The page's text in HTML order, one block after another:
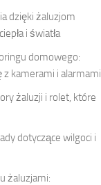
dzięki żaluzjom
i światła
domowego:
kamerami i alarmami
żaluzji i rolet, które
dotyczące wilgoci i
żaluzjami: